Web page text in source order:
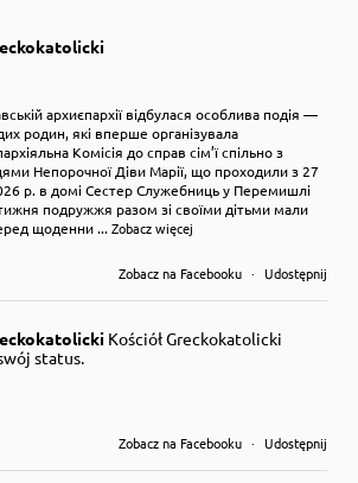
архиєпархії відбулася особлива подія —
родин, які вперше організувала
Комісія до справ сім’ї спільно з
Непорочної Діви Марії, що проходили з 27
р. в домі Сестер Служебниць у Перемишлі
подружжя разом зі своїми дітьми мали
щоденни...Zobacz więcej
Zobacz na Facebooku · Udostępnij
Kościół Greckokatolicki
status.
Zobacz na Facebooku · Udostępnij